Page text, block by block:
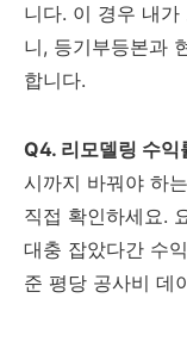
니다. 이 경우 내
니, 등기부등본과
합니다.
Q4. 리모델링 수익
시까지 바꿔야 하
직접 확인하세요.
대충 잡았다간 수
준 평당 공사비 데